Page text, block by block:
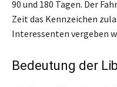
90 und 180 Tagen. Der
Zeit das Kennzeichen
Interessenten vergeben
Bedeutung der